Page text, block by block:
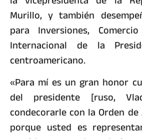
Murillo, y también
para Inversiones,
Internacional de la
centroamericano.
«Para mí es un gran honor
del presidente [ruso,
condecorarle con la Orden
porque usted es